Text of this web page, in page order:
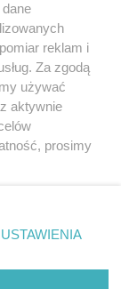
portali
z nami
reklam i
Za zgodą
używać
aktywnie
prosimy
rogu strony
wymagają
się
USTAWIENIA